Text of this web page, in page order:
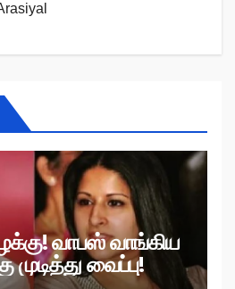
வாபஸ் வாங்கிய
வைப்பு!